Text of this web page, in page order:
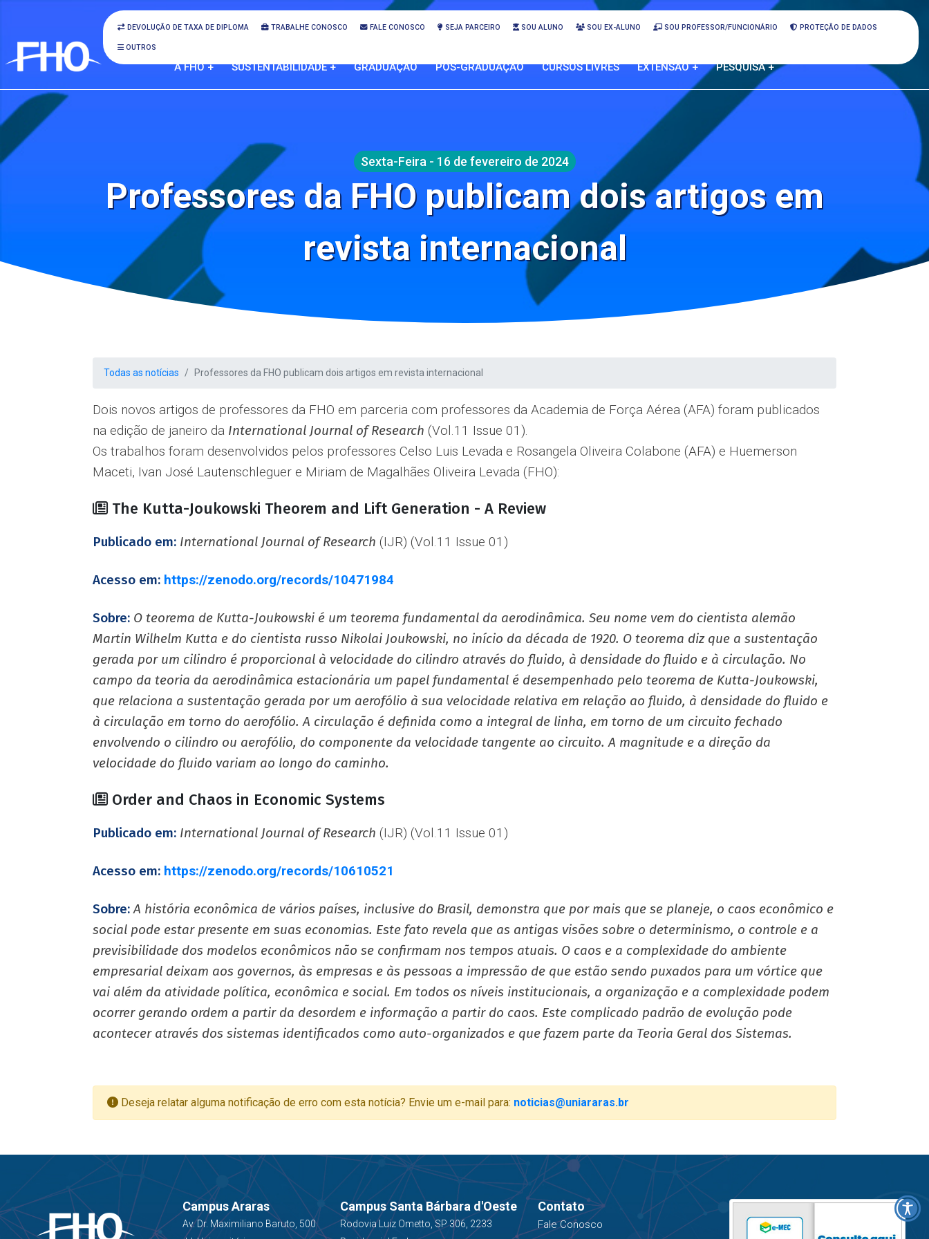
DEVOLUÇÃO DE TAXA DE DIPLOMA TRABALHE CONOSCO FALE CONOSCO SEJA PARCEIRO SOU ALUNO SOU EX-ALUNO SOU PROFESSOR/FUNCIONÁRIO PROTEÇÃO DE DADOS
OUTROS
A FHO + SUSTENTABILIDADE + GRADUAÇÃO PÓS-GRADUAÇÃO CURSOS LIVRES EXTENSÃO + PESQUISA +
Sexta-Feira - 16 de fevereiro de 2024
Professores da FHO publicam dois artigos em
revista internacional
Todas as notícias Professores da FHO publicam dois artigos em revista internacional
Dois novos artigos de professores da FHO em parceria com professores da Academia de Força Aérea (AFA) foram publicados
na edição de janeiro da International Journal of Research(Vol.11 Issue 01).
Os trabalhos foram desenvolvidos pelos professores Celso Luis Levada e Rosangela Oliveira Colabone (AFA) e Huemerson
Maceti, Ivan José Lautenschleguer e Miriam de Magalhães Oliveira Levada (FHO):
The Kutta-Joukowski Theorem and Lift Generation - A Review
Publicado em: International Journal of Research (IJR) (Vol.11 Issue 01)
Acesso em: https://zenodo.org/records/10471984
Sobre: O teorema de Kutta-Joukowski é um teorema fundamental da aerodinâmica. Seu nome vem do cientista alemão
Martin Wilhelm Kutta e do cientista russo Nikolai Joukowski, no início da década de 1920. O teorema diz que a sustentação
gerada por um cilindro é proporcional à velocidade do cilindro através do fluido, à densidade do fluido e à circulação. No
campo da teoria da aerodinâmica estacionária um papel fundamental é desempenhado pelo teorema de Kutta-Joukowski,
que relaciona a sustentação gerada por um aerofólio à sua velocidade relativa em relação ao fluido, à densidade do fluido e
à circulação em torno do aerofólio. A circulação é definida como a integral de linha, em torno de um circuito fechado
envolvendo o cilindro ou aerofólio, do componente da velocidade tangente ao circuito. A magnitude e a direção da
velocidade do fluido variam ao longo do caminho.
Order and Chaos in Economic Systems
Publicado em: International Journal of Research (IJR) (Vol.11 Issue 01)
Acesso em: https://zenodo.org/records/10610521
Sobre: A história econômica de vários países, inclusive do Brasil, demonstra que por mais que se planeje, o caos econômico e
social pode estar presente em suas economias. Este fato revela que as antigas visões sobre o determinismo, o controle e a
previsibilidade dos modelos econômicos não se confirmam nos tempos atuais. O caos e a complexidade do ambiente
empresarial deixam aos governos, às empresas e às pessoas a impressão de que estão sendo puxados para um vórtice que
vai além da atividade política, econômica e social. Em todos os níveis institucionais, a organização e a complexidade podem
ocorrer gerando ordem a partir da desordem e informação a partir do caos. Este complicado padrão de evolução pode
acontecer através dos sistemas identificados como auto-organizados e que fazem parte da Teoria Geral dos Sistemas.
Deseja relatar alguma notificação de erro com esta notícia? Envie um e-mail para: noticias@uniararas.br
Campus Araras
Av. Dr. Maximiliano Baruto, 500
Campus Santa Bárbara d'Oeste
Rodovia Luiz Ometto, SP 306, 2233
Contato
Fale Conosco